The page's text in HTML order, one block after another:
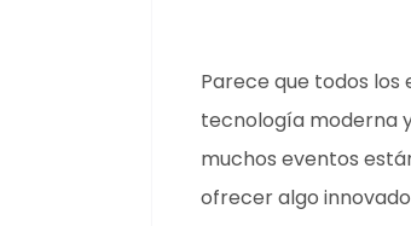
Parece que todos
tecnología moderna
muchos eventos
ofrecer algo